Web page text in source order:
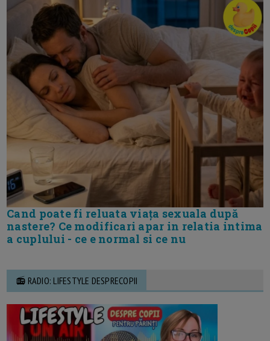
Cand poate fi reluata viața sexuala după
nastere? Ce modificari apar in relatia intima
a cuplului - ce e normal si ce nu
📻 RADIO: LIFESTYLE DESPRECOPII